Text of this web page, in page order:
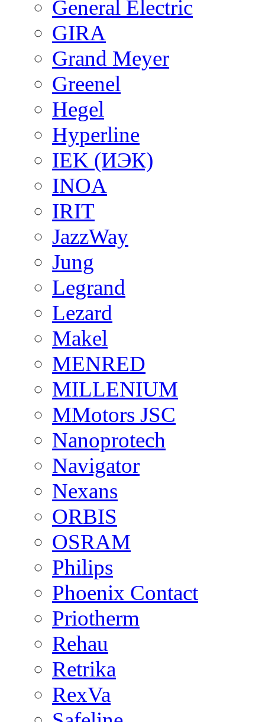
General Electric
GIRA
Grand Meyer
Greenel
Hegel
Hyperline
IEK (ИЭК)
INOA
IRIT
JazzWay
Jung
Legrand
Lezard
Makel
MENRED
MILLENIUM
MMotors JSC
Nanoprotech
Navigator
Nexans
ORBIS
OSRAM
Philips
Phoenix Contact
Priotherm
Rehau
Retrika
RexVa